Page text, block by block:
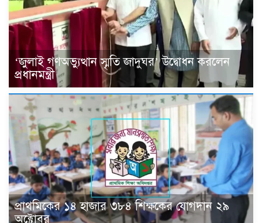
‘জুলাই গণঅভ্যুত্থান স্মৃতি জাদুঘর’ উদ্বোধন করলেন
প্রধানমন্ত্রী
প্রাথমিকের ১৪ হাজার ৩৮৪ শিক্ষকের যোগদান ২৯
অক্টোবর